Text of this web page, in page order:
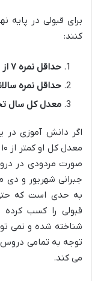
برای قبولی در پایه
کنند:
حداقل نمره ۷ از ۲۰ در برگه امتحان نهایی هر درس.
حداقل نمره سالانه ۱۰ از ۲۰ در هر
معدل کل سال
اگر دانش آموزی در
صورت مردودی در
جبرانی شهریور و
به حدی است که
شناخته شده و نمی
توجه به تمامی
می کند.